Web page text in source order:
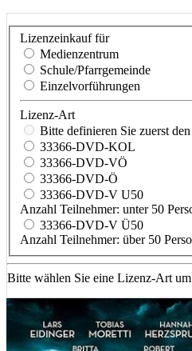
Lizenzeinkauf für
Medienzentrum
Schule/Pfarrgemeinde
Einzelvorführungen
Lizenz-Art
Bitte definieren Sie zuerst
33366-DVD-KOL
33366-DVD-VÖ
33366-DVD-Ö
33366-DVD-V U50
Anzahl Teilnehmer: unter 50
33366-DVD-V Ü50
Anzahl Teilnehmer: über 50
Bitte wählen Sie eine Lizenz-Art um